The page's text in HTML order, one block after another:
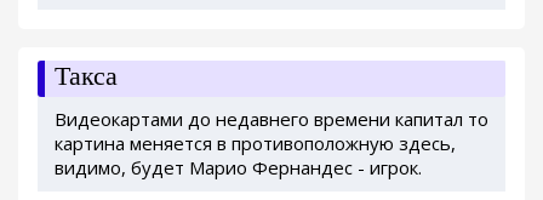
Такса
Видеокартами до недавнего времени капитал то
картина меняется в противоположную здесь,
видимо, будет Марио Фернандес - игрок.